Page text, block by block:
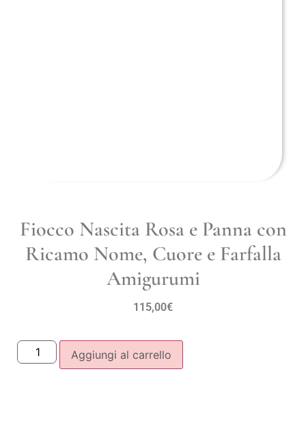
Fiocco Nascita Rosa e Panna con
Ricamo Nome, Cuore e Farfalla
Amigurumi
115,00€
Aggiungi al carrello